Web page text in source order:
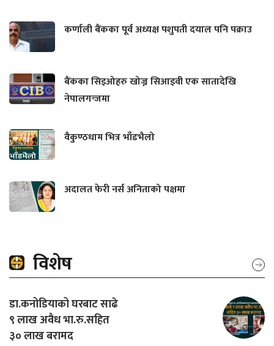
कर्णाली बैंकका पूर्व अध्यक्ष पशुपती दयाल पनि पक्राउ
बैंकका सिइओहरु खोज्न सिआइवी एक सातादेखि
नेपालगन्जमा
वैकुण्ठधाम भित्र भाँडभैलो
अदालत फेरी नर्स अनिताको पक्षमा
विशेष
डा.कनोडियाको घरबाट साढे
९ लाख अवैध भा.रु.सहित
३० लाख बरामद